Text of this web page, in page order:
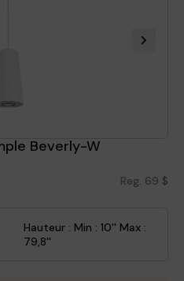
Beverly-W
Reg. 69 $
Hauteur : Min : 10'' Max :
79,8''